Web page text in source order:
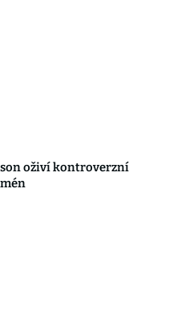
oživí kontroverzní